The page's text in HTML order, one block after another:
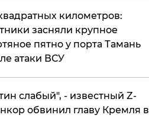
километров:
засняли крупное
пятно у порта Тамань
атаки ВСУ
слабый", - известный Z-
обвинил главу Кремля в